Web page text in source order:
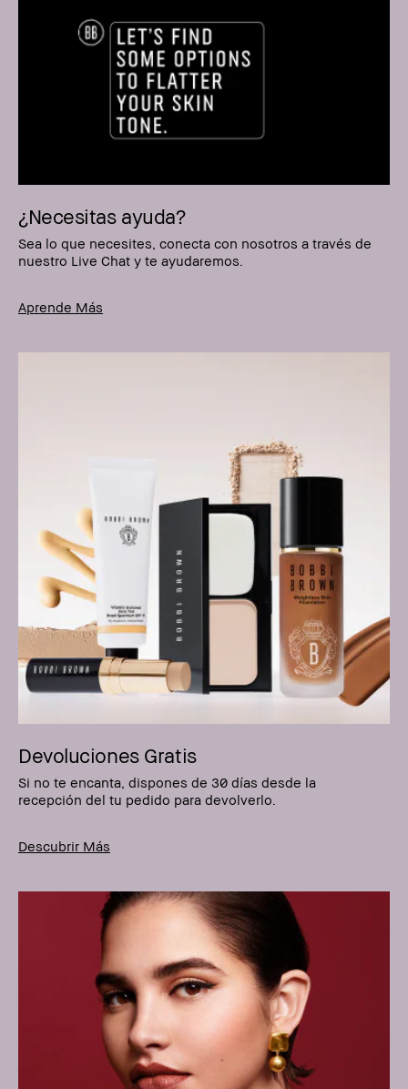
¿Necesitas ayuda?​
Sea lo que necesites, conecta con nosotros a través de
nuestro Live Chat y te ayudaremos.
Aprende Más
Devoluciones Gratis
Si no te encanta, dispones de 30 días desde la
recepción del tu pedido para devolverlo.
Descubrir Más